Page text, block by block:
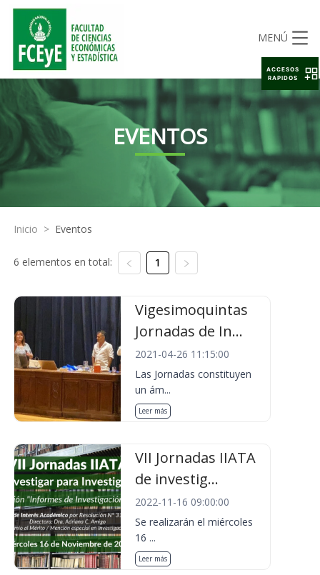
MENÚ
EVENTOS
Inicio > Eventos
6 elementos en total: 1
Vigesimoquintas
Jornadas de In...
2021-04-26 11:15:00
Las Jornadas constituyen
un ám...
Leer más
VII Jornadas IIATA
de investig...
2022-11-16 09:00:00
Se realizarán el miércoles
16 ...
Leer más
ACCESOS
RAPIDOS